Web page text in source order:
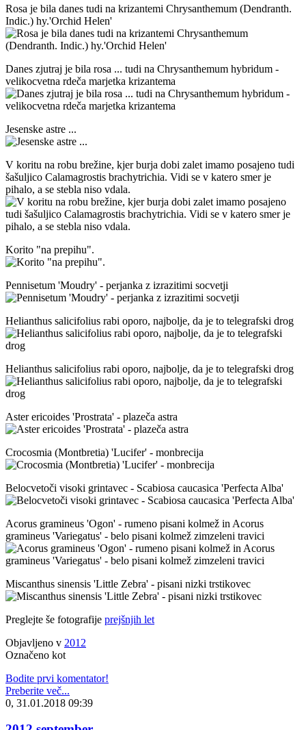
Rosa je bila danes tudi na krizantemi Chrysanthemum (Dendranth.
Indic.) hy.'Orchid Helen'
Danes zjutraj je bila rosa ... tudi na Chrysanthemum hybridum -
velikocvetna rdeča marjetka krizantema
Jesenske astre ...
V koritu na robu brežine, kjer burja dobi zalet imamo posajeno tudi
šašuljico Calamagrostis brachytrichia. Vidi se v katero smer je
pihalo, a se stebla niso vdala.
Korito "na prepihu".
Pennisetum 'Moudry' - perjanka z izrazitimi socvetji
Helianthus salicifolius rabi oporo, najbolje, da je to telegrafski drog
Helianthus salicifolius rabi oporo, najbolje, da je to telegrafski drog
Aster ericoides 'Prostrata' - plazeča astra
Crocosmia (Montbretia) 'Lucifer' - monbrecija
Belocvetoči visoki grintavec - Scabiosa caucasica 'Perfecta Alba'
Acorus gramineus 'Ogon' - rumeno pisani kolmež in Acorus
gramineus 'Variegatus' - belo pisani kolmež zimzeleni travici
Miscanthus sinensis 'Little Zebra' - pisani nizki trstikovec
Preglejte še fotografije prejšnjih let
Objavljeno v 2012
Označeno kot
Bodite prvi komentator!
Preberite več...
0, 31.01.2018 09:39